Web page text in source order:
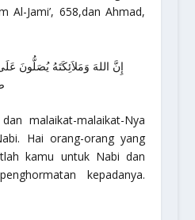
Al-Jami’, 658,dan Ahmad,
إِنَّ اللهَ وَمَلاَئِكَتَهُ يُصَلُّونَ عَلَى
malaikat-malaikat-Nya
Hai orang-orang yang
kamu untuk Nabi dan
kepadanya.